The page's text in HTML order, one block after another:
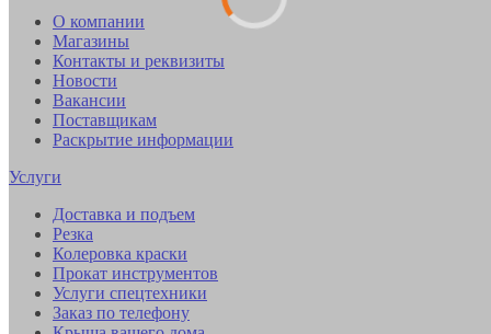
О компании
Магазины
Контакты и реквизиты
Новости
Вакансии
Поставщикам
Раскрытие информации
Услуги
Доставка и подъем
Резка
Колеровка краски
Прокат инструментов
Услуги спецтехники
Заказ по телефону